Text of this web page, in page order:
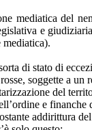
mediatica del
e
mediatica).
di stato di
soggette a un
del
e finanche
addirittura